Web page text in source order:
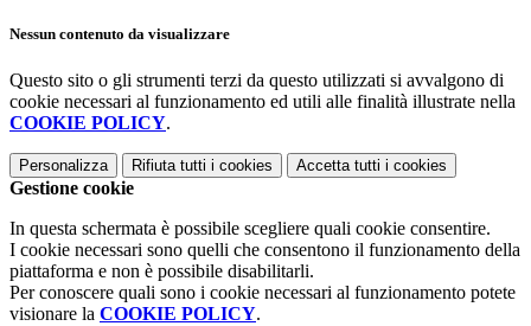
Nessun contenuto da visualizzare
Questo sito o gli strumenti terzi da questo utilizzati si avvalgono di
cookie necessari al funzionamento ed utili alle finalità illustrate nella
COOKIE POLICY.
Personalizza Rifiuta tutti i cookies Accetta tutti i cookies
Gestione cookie
In questa schermata è possibile scegliere quali cookie consentire.
I cookie necessari sono quelli che consentono il funzionamento della
piattaforma e non è possibile disabilitarli.
Per conoscere quali sono i cookie necessari al funzionamento potete
visionare la COOKIE POLICY.